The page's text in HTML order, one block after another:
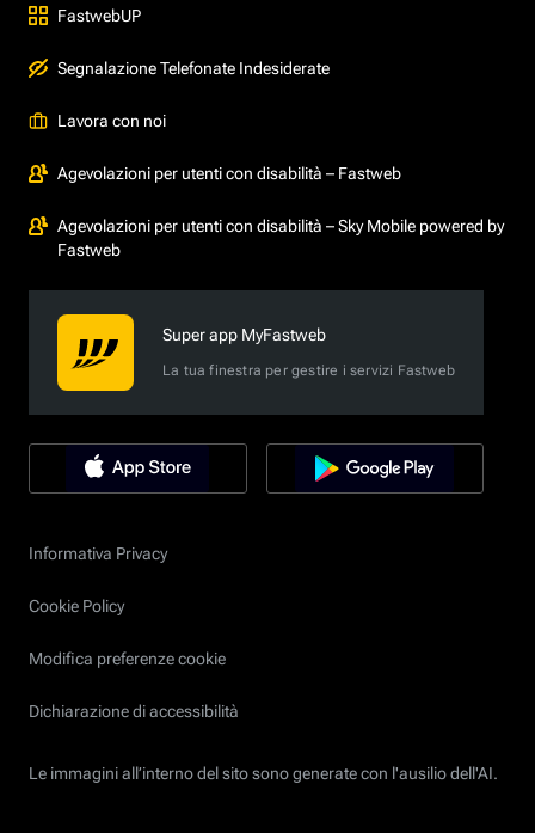
FastwebUP
Segnalazione Telefonate Indesiderate
Lavora con noi
Agevolazioni per utenti con disabilità – Fastweb
Agevolazioni per utenti con disabilità – Sky Mobile powered by
Fastweb
Super app MyFastweb
La tua finestra per gestire i servizi Fastweb
Informativa Privacy
Cookie Policy
Modifica preferenze cookie
Dichiarazione di accessibilità
Le immagini all’interno del sito sono generate con l'ausilio dell'AI.